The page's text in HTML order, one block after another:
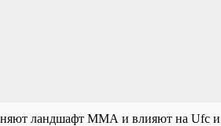
ландшафт ММА и влияют на Ufc и